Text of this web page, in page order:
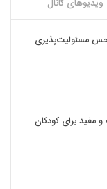
ویدیوهای کانال
مسئولیت‌پذیری
مفید برای کودکان